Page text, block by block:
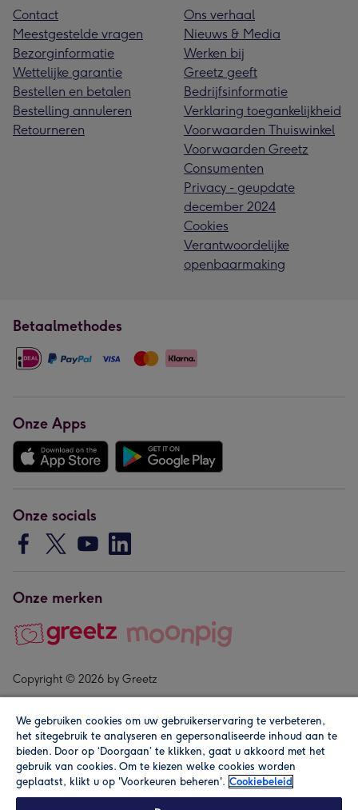
Contact
Meestgestelde vragen
Bezorginformatie
Wettelijke garantie
Bestellen en betalen
Bestelling annuleren
Retourneren
Ons verhaal
Nieuws & Media
Werken bij
Greetz geeft
Bedrijfsinformatie
Verklaring toegankelijkheid
Voorwaarden Thuiswinkel
Voorwaarden Greetz
Consumenten
Privacy - geupdate
december 2024
Cookies
Verantwoordelijke
openbaarmaking
Betaalmethodes
Onze Apps
Onze socials
Onze merken
Copyright © 2026 by Greetz
Alle prijzen zijn inclusief btw en andere heffingen. Lees de
We gebruiken cookies om uw gebruikerservaring te verbeteren,
het sitegebruik te analyseren en gepersonaliseerde inhoud aan te
bieden. Door op ‘Doorgaan’ te klikken, gaat u akkoord met het
gebruik van cookies. Om te kiezen welke cookies worden
geplaatst, klikt u op 'Voorkeuren beheren'. Cookiebeleid